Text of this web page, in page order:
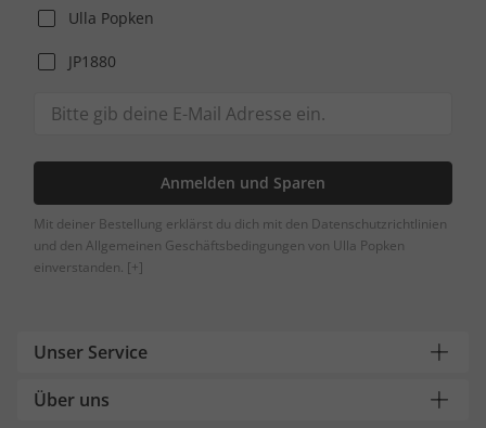
Ulla Popken
JP1880
Anmelden und Sparen
Mit deiner Bestellung erklärst du dich mit den Datenschutzrichtlinien
und den Allgemeinen Geschäftsbedingungen von Ulla Popken
einverstanden. [+]
Unser Service
Über uns